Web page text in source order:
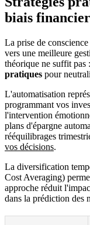
biais
La prise de
vers une meilleure
théorique ne suffit pas
pratiques pour
L'automatisation
programmant vos
l'intervention
plans d'épargne
rééquilibrages
vos décisions.
La diversification
Cost Averaging)
approche réduit
dans la prédiction des